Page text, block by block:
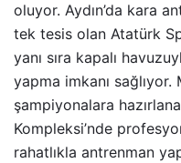
oluyor. Aydın’da kara
tek tesis olan Atatürk
yanı sıra kapalı
yapma imkanı sağlıyor.
şampiyonalara
Kompleksi’nde
rahatlıkla antrenman